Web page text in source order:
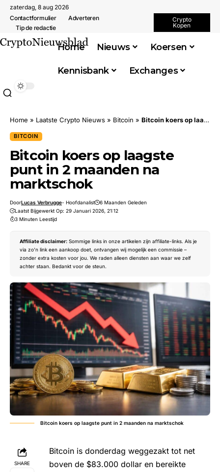
zaterdag, 8 aug 2026
Contactformulier
Adverteren
Tip de redactie
Crypto
Kopen
Home Nieuws Koersen
Kennisbank Exchanges
Home » Laatste Crypto Nieuws » Bitcoin » Bitcoin koers op laagste punt in 2 maanden na marktschok
BITCOIN
Bitcoin koers op laagste
punt in 2 maanden na
marktschok
DoorLucas Verbrugge- Hoofdanalist
6 Maanden Geleden
Laatst Bijgewerkt Op: 29 Januari 2026, 21:12
3 Minuten Leestijd
Affiliate disclaimer: Sommige links in onze artikelen zijn affiliate-links. Als je
via zo’n link een aankoop doet, ontvangen wij mogelijk een commissie –
zonder extra kosten voor jou. We raden alleen diensten aan waar we zelf
achter staan. Bedankt voor de steun.
Bitcoin koers op laagste punt in 2 maanden na marktschok
SHARE
Bitcoin is donderdag weggezakt tot net
boven de $83.000 dollar en bereikte